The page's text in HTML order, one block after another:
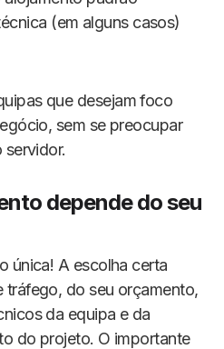
(em alguns casos)
que desejam foco
sem se preocupar
depende do seu
única! A escolha certa
tráfego, do seu orçamento,
da equipa e da
do projeto. O importante